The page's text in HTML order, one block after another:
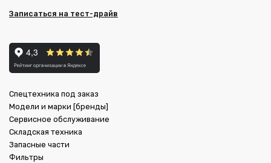
Записаться на тест-драйв
Спецтехника под заказ
Модели и марки [бренды]
Сервисное обслуживание
Складская техника
Запасные части
Фильтры